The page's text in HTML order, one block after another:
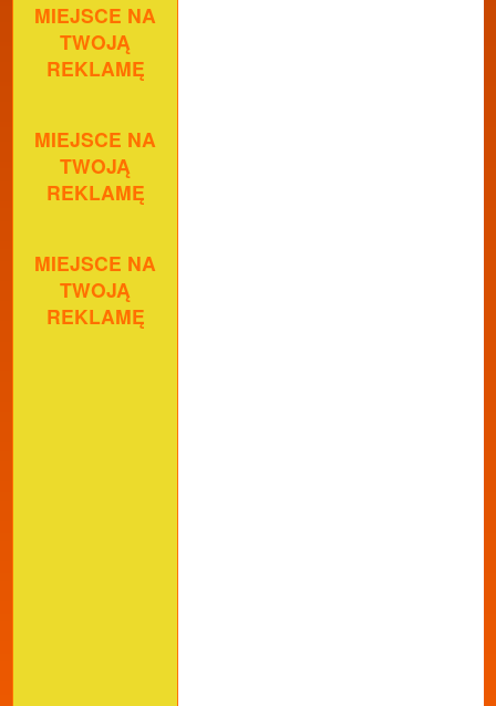
MIEJSCE NA
TWOJĄ
REKLAMĘ
MIEJSCE NA
TWOJĄ
REKLAMĘ
MIEJSCE NA
TWOJĄ
REKLAMĘ